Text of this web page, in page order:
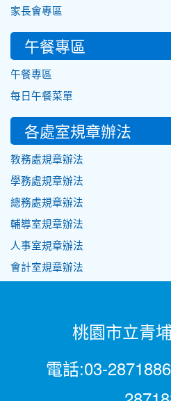
家長會專區
午餐專區
午餐專區
每日午餐菜單
各處室規章辦法
教務處規章辦法
學務處規章辦法
總務處規章辦法
輔導室規章辦法
人事室規章辦法
會計室規章辦法
桃園市立青
電話:03-